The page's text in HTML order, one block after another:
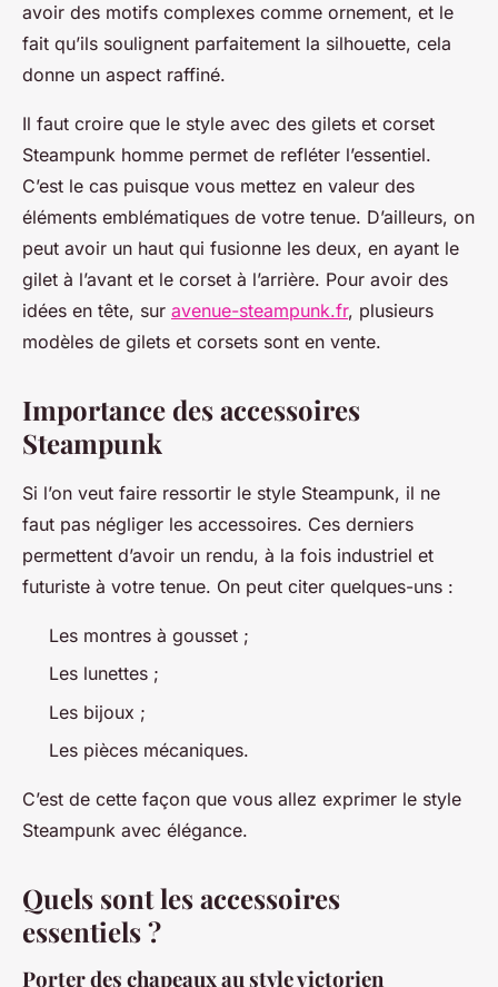
avoir des motifs complexes comme ornement, et le
fait qu’ils soulignent parfaitement la silhouette, cela
donne un aspect raffiné.
Il faut croire que le style avec des gilets et corset
Steampunk homme permet de refléter l’essentiel.
C’est le cas puisque vous mettez en valeur des
éléments emblématiques de votre tenue. D’ailleurs, on
peut avoir un haut qui fusionne les deux, en ayant le
gilet à l’avant et le corset à l’arrière. Pour avoir des
idées en tête, sur avenue-steampunk.fr, plusieurs
modèles de gilets et corsets sont en vente.
Importance des accessoires
Steampunk
Si l’on veut faire ressortir le style Steampunk, il ne
faut pas négliger les accessoires. Ces derniers
permettent d’avoir un rendu, à la fois industriel et
futuriste à votre tenue. On peut citer quelques-uns :
Les montres à gousset ;
Les lunettes ;
Les bijoux ;
Les pièces mécaniques.
C’est de cette façon que vous allez exprimer le style
Steampunk avec élégance.
Quels sont les accessoires
essentiels ?
Porter des chapeaux au style victorien